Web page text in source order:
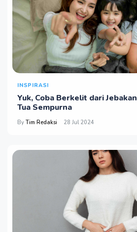
INSPIRASI
Yuk, Coba Berkelit dari Jebakan Menjadi Orang
Tua Sempurna
By Tim Redaksi 28 Jul 2024